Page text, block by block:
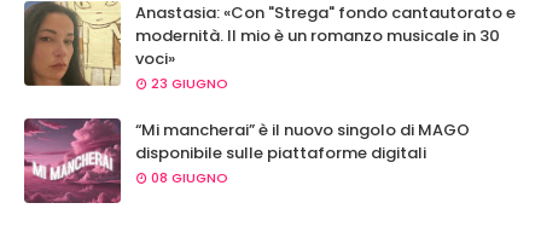
Anastasia: «Con "Strega" fondo cantautorato e
modernità. Il mio è un romanzo musicale in 30
voci»
23 GIUGNO
“Mi mancherai” è il nuovo singolo di MAGO
disponibile sulle piattaforme digitali
08 GIUGNO